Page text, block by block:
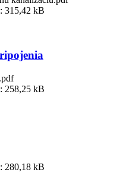
315,42 kB
258,25 kB
280,18 kB